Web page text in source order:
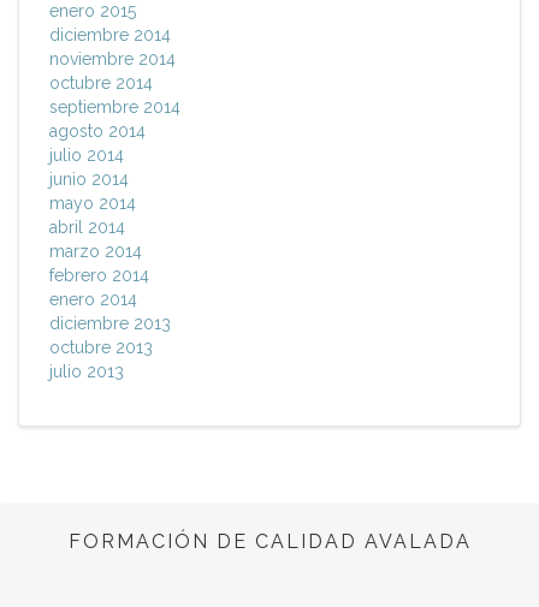
enero 2015
diciembre 2014
noviembre 2014
octubre 2014
septiembre 2014
agosto 2014
julio 2014
junio 2014
mayo 2014
abril 2014
marzo 2014
febrero 2014
enero 2014
diciembre 2013
octubre 2013
julio 2013
FORMACIÓN DE CALIDAD AVALADA